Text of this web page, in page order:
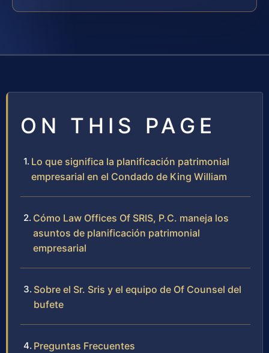
ON THIS PAGE
Lo que significa la planificación patrimonial
empresarial en el Condado de King William
Cómo Law Offices Of SRIS, P.C. maneja los
asuntos de planificación patrimonial
empresarial
Sobre el Sr. Sris y el equipo de Of Counsel del
bufete
Preguntas Frecuentes